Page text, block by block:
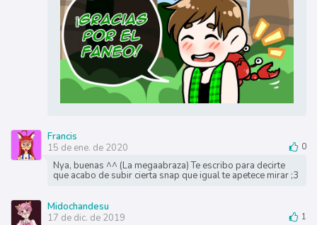
Francis
15 de ene. de 2020
0
Nya, buenas ^^ (La megaabraza) Te escribo para decirte
que acabo de subir cierta snap que igual te apetece mirar ;3
Midochandesu
17 de dic. de 2019
1